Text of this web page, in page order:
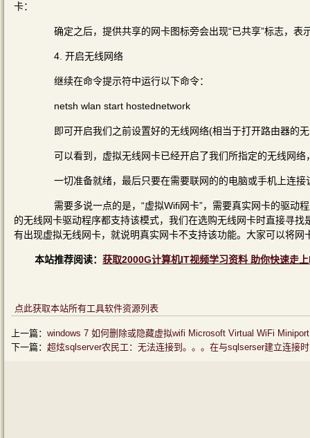
卡：
确定之后，提供共享的网卡图标旁会出现“已共享”标志，表
4. 开启无线网络
继续在命令提示符中运行以下命令：
netsh wlan start hostednetwork
即可开启我们之前设置好的无线网络(相当于打开路由器的
可以看到，虚拟无线网卡已经开启了我们所指定的无线网络
一切准备就绪，最后只要在需要联网的的电脑或手机上连接
需要多说一点的是，“虚拟Wifi网卡”，需要真实网卡的驱动
的无线网卡驱动程序都支持该模式，我们在选购无线网卡时直接寻
有出现虚拟无线网卡，就说明真实网卡不支持该功能。大家可以将
本站推荐阅读： 获取2000G计算机IT视频学习资料 助你快速走
点此获取本站所有工具软件资源列表
上一篇： windows 7 如何删除或隐藏虚拟wifi Microsoft Virtual WiFi
下一篇： 超炫sqlserver农民工：无法连接到。。。在与sqlserser建立连接